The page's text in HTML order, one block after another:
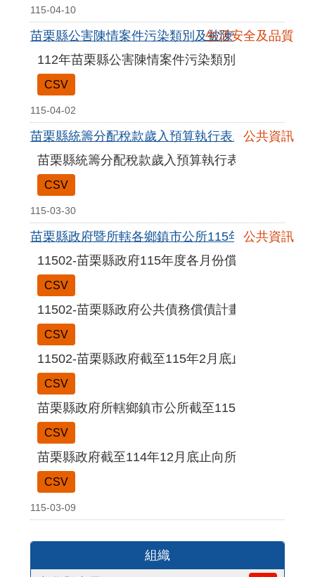
組織
115-04-10
苗栗縣公害陳情案件污染類別及被陳情行業類別統
生活安全及品質
112年苗栗縣公害陳情案件污染類別及被陳情行業
CSV
115-04-02
苗栗縣統籌分配稅款歲入預算執行表115年2月
公共資訊
苗栗縣統籌分配稅款歲入預算執行表115年2月
CSV
115-03-30
苗栗縣政府暨所轄各鄉鎮市公所115年2月份公共債
公共資訊
11502-苗栗縣政府115年度各月份償債進度表
CSV
11502-苗栗縣政府公共債務償債計畫期程表
CSV
11502-苗栗縣政府截至115年2月底止公共債務訊
CSV
苗栗縣政府所轄鄉鎮市公所截至115年2月底止公
CSV
苗栗縣政府截至114年12月底止向所設非營業特
CSV
115-03-09